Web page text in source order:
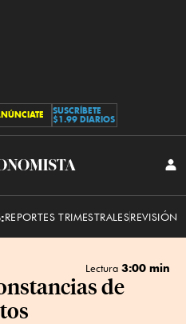
SUSCRÍBETE
$1.99 DIARIOS
El
REPORTES TRIMESTRALESREVISIÓN
Lectura 3:00 min
de